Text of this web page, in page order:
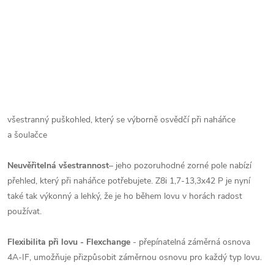
všestranný puškohled, který se výborně osvědčí při naháňce
a šoulačce
Neuvěřitelná všestrannost– jeho pozoruhodné zorné pole nabízí
přehled, který při naháňce potřebujete. Z8i 1,7-13,3x42 P je nyní
také tak výkonný a lehký, že je ho během lovu v horách radost
používat.
Flexibilita při lovu - Flexchange - přepínatelná záměrná osnova
4A-IF, umožňuje přizpůsobit záměrnou osnovu pro každý typ lovu.